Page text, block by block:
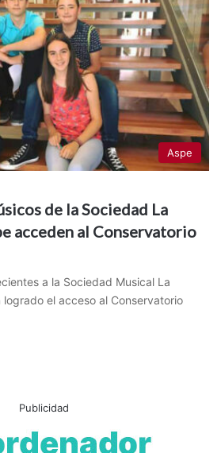
Aspe
de la Sociedad La
acceden al Conservatorio
a la Sociedad Musical La
logrado el acceso al Conservatorio
Publicidad